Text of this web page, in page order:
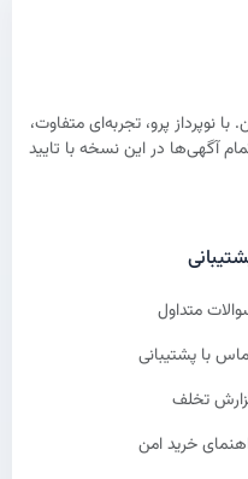
نوپرداز پرو، تجربه‌ای متفاوت،
آگهی‌ها در این نسخه با تایید
متداول
با پشتیبانی
تخلف
خرید امن